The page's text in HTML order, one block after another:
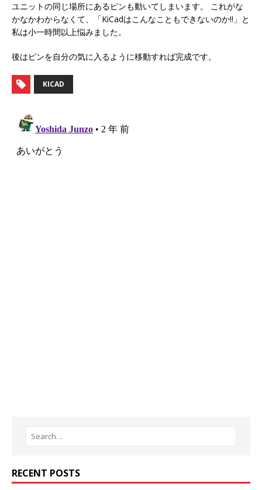
ユニットの同じ場所にあるピンも動いてしまいます。 これがな
かなかわからなくて、「KiCadはこんなこともできないのか!!」と
私は小一時間以上悩みました。
後はピンを自分の気に入るように移動すれば完成です。
KICAD
RECENT POSTS